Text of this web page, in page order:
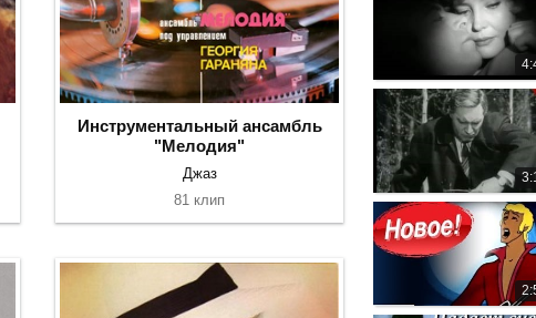
Инструментальный ансамбль
"Мелодия"
Джаз
81 клип